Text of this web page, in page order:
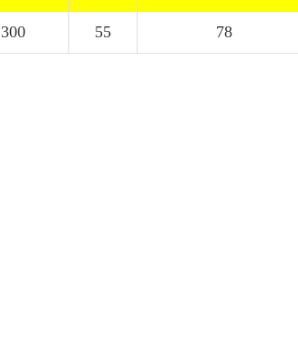
300 55 78